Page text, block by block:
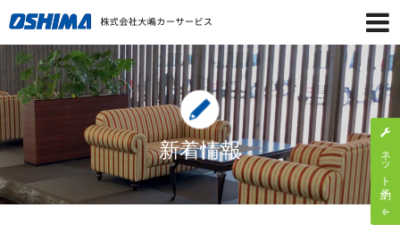
新着情報 ネット予約